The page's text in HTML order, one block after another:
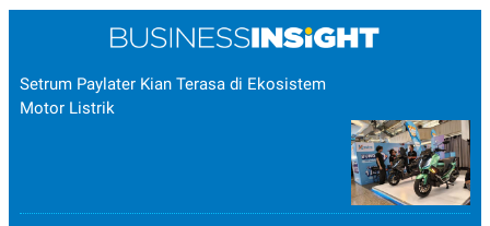
Setrum Paylater Kian Terasa di Ekosistem
Motor Listrik